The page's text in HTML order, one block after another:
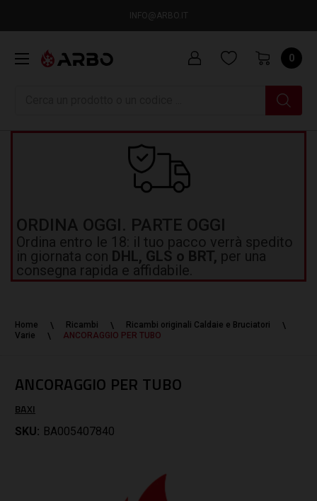
INFO@ARBO.IT
0
ORDINA OGGI. PARTE OGGI
Ordina entro le 18: il tuo pacco verrà spedito
in giornata con DHL, GLS o BRT, per una
consegna rapida e affidabile.
Home Ricambi
Ricambi originali Caldaie e Bruciatori
Varie
ANCORAGGIO PER TUBO
ANCORAGGIO PER TUBO
BAXI
SKU: BA005407840